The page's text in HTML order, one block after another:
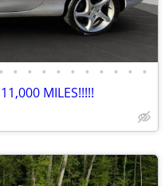
• • • • • • • • • • •
MILES!!!!!